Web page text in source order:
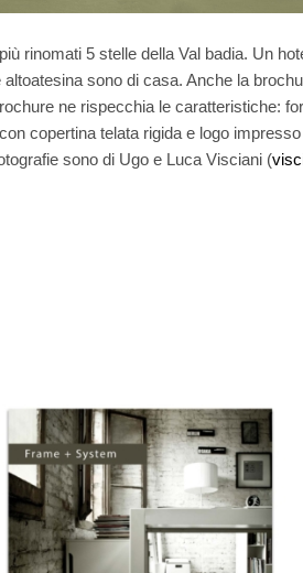
rinomati 5 stelle della Val badia. Un
sono di casa. Anche la
ne rispecchia le caratteristiche:
copertina telata rigida e logo
sono di Ugo e Luca Visciani (